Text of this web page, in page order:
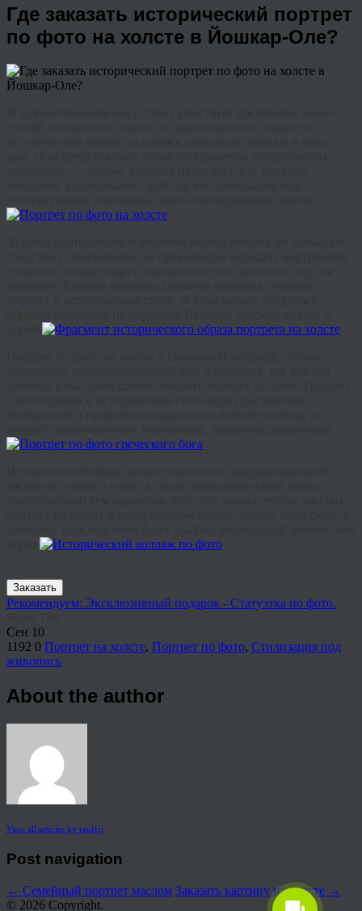
Где заказать исторический портрет
по фото на холсте в Йошкар-Оле?
Заказать
Рекомендуем: Эксклюзивный подарок - Статуэтка по фото.
Сен 10
1192 0 Портрет на холсте, Портрет по фото, Стилизация под
живопись
About the author
View all articles by rauffri
Post navigation
← Семейный портрет маслом Заказать картину на холсте →
© 2026 Copyright.